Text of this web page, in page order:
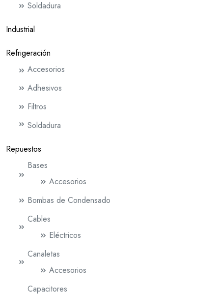
Soldadura
Industrial
Refrigeración
Accesorios
Adhesivos
Filtros
Soldadura
Repuestos
Bases
Accesorios
Bombas de Condensado
Cables
Eléctricos
Canaletas
Accesorios
Capacitores